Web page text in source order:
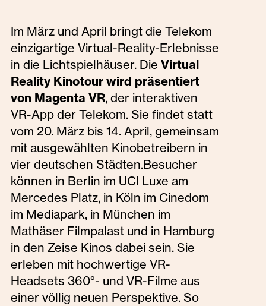
Im März und April bringt die Telekom
einzigartige Virtual-Reality-Erlebnisse
in die Lichtspielhäuser. Die Virtual
Reality Kinotour wird präsentiert
von Magenta VR, der interaktiven
VR-App der Telekom. Sie findet statt
vom 20. März bis 14. April, gemeinsam
mit ausgewählten Kinobetreibern in
vier deutschen Städten.Besucher
können in Berlin im UCI Luxe am
Mercedes Platz, in Köln im Cinedom
im Mediapark, in München im
Mathäser Filmpalast und in Hamburg
in den Zeise Kinos dabei sein. Sie
erleben mit hochwertige VR-
Headsets 360°- und VR-Filme aus
einer völlig neuen Perspektive. So